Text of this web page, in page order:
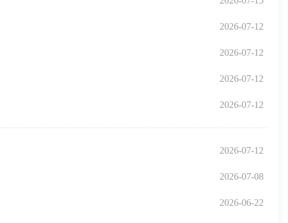
2026-07-12
2026-07-12
2026-07-12
2026-07-12
2026-07-12
2026-07-08
2026-06-22